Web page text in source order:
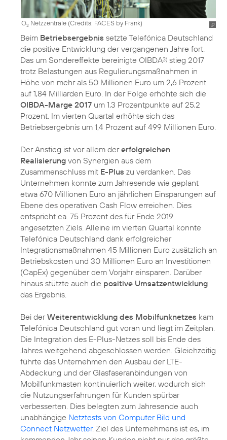
O2 Netzzentrale (Credits: FACES by Frank)
Beim Betriebsergebnis setzte Telefónica Deutschland
die positive Entwicklung der vergangenen Jahre fort.
Das um Sondereffekte bereinigte OIBDA3) stieg 2017
trotz Belastungen aus Regulierungsmaßnahmen in
Höhe von mehr als 50 Millionen Euro um 2,6 Prozent
auf 1,84 Milliarden Euro. In der Folge erhöhte sich die
OIBDA-Marge 2017 um 1,3 Prozentpunkte auf 25,2
Prozent. Im vierten Quartal erhöhte sich das
Betriebsergebnis um 1,4 Prozent auf 499 Millionen Euro.
Der Anstieg ist vor allem dererfolgreichen
Realisierung von Synergien aus dem
Zusammenschluss mit E-Plus zu verdanken. Das
Unternehmen konnte zum Jahresende wie geplant
etwa 670 Millionen Euro an jährlichen Einsparungen auf
Ebene des operativen Cash Flow erreichen. Dies
entspricht ca. 75 Prozent des für Ende 2019
angesetzten Ziels. Alleine im vierten Quartal konnte
Telefónica Deutschland dank erfolgreicher
Integrationsmaßnahmen 45 Millionen Euro zusätzlich an
Betriebskosten und 30 Millionen Euro an Investitionen
(CapEx) gegenüber dem Vorjahr einsparen. Darüber
hinaus stützte auch die positive Umsatzentwicklung
das Ergebnis.
Bei derWeiterentwicklung des Mobilfunknetzes kam
Telefónica Deutschland gut voran und liegt im Zeitplan.
Die Integration des E-Plus-Netzes soll bis Ende des
Jahres weitgehend abgeschlossen werden. Gleichzeitig
führte das Unternehmen den Ausbau der LTE-
Abdeckung und der Glasfaseranbindungen von
Mobilfunkmasten kontinuierlich weiter, wodurch sich
die Nutzungserfahrungen für Kunden spürbar
verbesserten. Dies belegten zum Jahresende auch
unabhängige Netztests von Computer Bild und
Connect Netzwetter. Ziel des Unternehmens ist es, im